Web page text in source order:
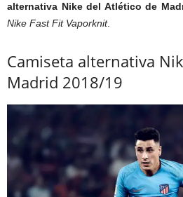
alternativa Nike del Atlético de
Nike Fast Fit Vaporknit.
Camiseta alternativa
Madrid 2018/19